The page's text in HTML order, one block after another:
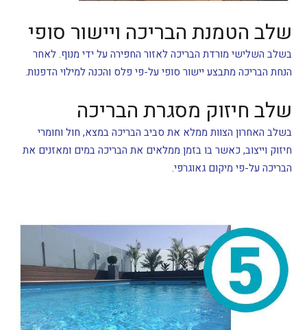
שלב הטמנת הבריכה ויישור סופי
בשלב השלישי מורדת הבריכה לאזור החפירה על ידי מנוף. לאחר
הנחת הבריכה מתבצע יישור סופי על-פי פלס והכנה למילוי הדפנות.
שלב חיזוק מסגרת הבריכה
בשלב האחרון הצוות ממלא את סביב הבריכה במצא, חול וחומרי
חיזוק וייצוב, כאשר בו בזמן ממלאים את הבריכה במים ומאזנים את
הבריכה על-פי מיקום גאוגרפי.